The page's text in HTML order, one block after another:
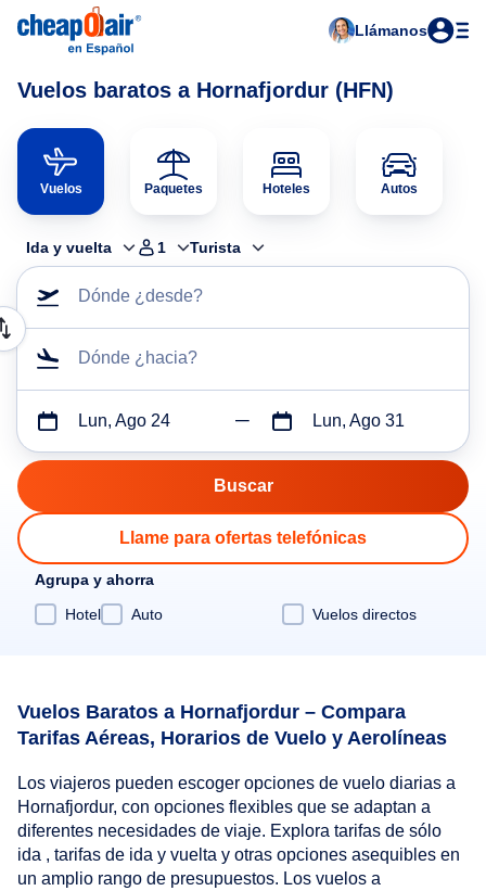
Llámanos
Vuelos baratos a Hornafjordur (HFN)
Vuelos Paquetes Hoteles Autos
Ida y vuelta 1 Turista
Dónde ¿desde?
Dónde ¿hacia?
Lun, Ago 24 Lun, Ago 31
Llame para ofertas telefónicas
Agrupa y ahorra
Hotel
Auto Vuelos directos
Vuelos Baratos a Hornafjordur – Compara
Tarifas Aéreas, Horarios de Vuelo y Aerolíneas
Los viajeros pueden escoger opciones de vuelo diarias a
Hornafjordur, con opciones flexibles que se adaptan a
diferentes necesidades de viaje. Explora tarifas de sólo
ida , tarifas de ida y vuelta y otras opciones asequibles en
un amplio rango de presupuestos. Los vuelos a